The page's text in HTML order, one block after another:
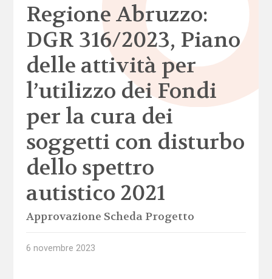
Regione Abruzzo:
DGR 316/2023, Piano
delle attività per
l’utilizzo dei Fondi
per la cura dei
soggetti con disturbo
dello spettro
autistico 2021
Approvazione Scheda Progetto
6 novembre 2023